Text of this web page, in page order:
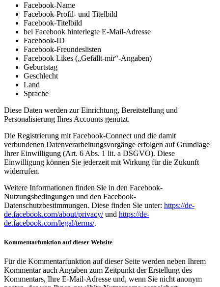
Facebook-Name
Facebook-Profil- und Titelbild
Facebook-Titelbild
bei Facebook hinterlegte E-Mail-Adresse
Facebook-ID
Facebook-Freundeslisten
Facebook Likes („Gefällt-mir“-Angaben)
Geburtstag
Geschlecht
Land
Sprache
Diese Daten werden zur Einrichtung, Bereitstellung und
Personalisierung Ihres Accounts genutzt.
Die Registrierung mit Facebook-Connect und die damit
verbundenen Datenverarbeitungsvorgänge erfolgen auf Grundlage
Ihrer Einwilligung (Art. 6 Abs. 1 lit. a DSGVO). Diese
Einwilligung können Sie jederzeit mit Wirkung für die Zukunft
widerrufen.
Weitere Informationen finden Sie in den Facebook-
Nutzungsbedingungen und den Facebook-
Datenschutzbestimmungen. Diese finden Sie unter: https://de-
de.facebook.com/about/privacy/und https://de-
de.facebook.com/legal/terms/.
Kommentarfunktion auf dieser Website
Für die Kommentarfunktion auf dieser Seite werden neben Ihrem
Kommentar auch Angaben zum Zeitpunkt der Erstellung des
Kommentars, Ihre E-Mail-Adresse und, wenn Sie nicht anonym